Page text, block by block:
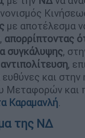
με αποτέλεσμα
απορρίπτοντας
συγκάλυψης,
,
και στην
Μεταφορών και
Καραμανλή.
της ΝΔ